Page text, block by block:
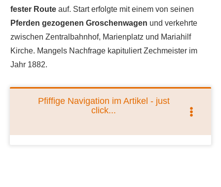
fester Route auf. Start erfolgte mit einem von seinen
Pferden gezogenen Groschenwagen und verkehrte
zwischen Zentralbahnhof, Marienplatz und Mariahilf
Kirche. Mangels Nachfrage kapituliert Zechmeister im
Jahr 1882.
Pfiffige Navigation im Artikel - just
click...